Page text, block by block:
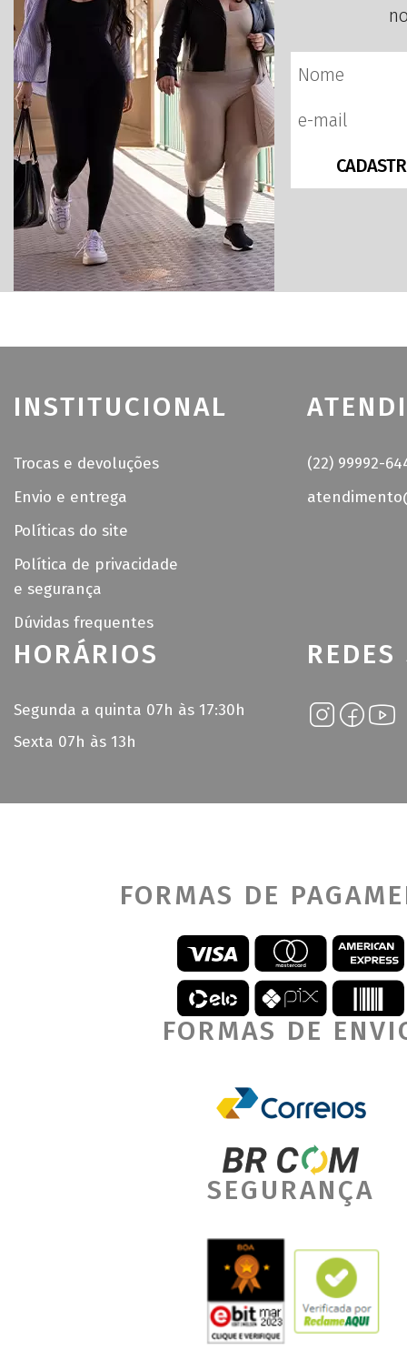
INSTITUCIONAL
Trocas e devoluções
Envio e entrega
Políticas do site
Política de privacidade
e segurança
Dúvidas frequentes
(22) 99992-
HORÁRIOS
Segunda a quinta 07h às 17:30h
Sexta 07h às 13h
FORMAS DE
FORMAS DE
SEGURANÇA